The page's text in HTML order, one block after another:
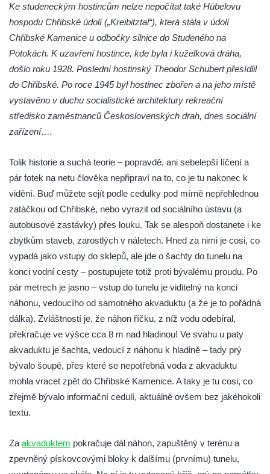
Železniční most u Noviny
Most Sychrov-04 v Radostíně
Železniční most u Sychrova
Železniční most v Zahrádkách
Barbořin most u Zahrádek
Krytá lávka v Kynšperku nad Ohří
Akvadukt na Chřibské Kamenici
Železniční most ve Vilémově
Silniční most v Horní ulici v Českém
Krumlově
Ke studeneckým hostincům nelze nepočítat také Hübelovu
hospodu Chřibské údolí („Kreibitztal“), která stála v údolí
Chřibské Kamenice u odbočky silnice do Studeného na
Potokách. K uzavření hostince, kde byla i kuželková dráha,
došlo roku 1928. Poslední hostinský Theodor Schubert přesídlil
do Chřibské. Po roce 1945 byl hostinec zbořen a na jeho místě
vystavěno v duchu socialistické architektury rekreační
středisko zaměstnanců Československých drah, dnes sociální
zařízení….
Tolik historie a suchá teorie – popravdě, ani sebelepší líčení a
pár fotek na netu člověka nepřipraví na to, co je tu nakonec k
vidění. Buď můžete sejít podle cedulky pod mírně nepřehlednou
zatáčkou od Chřibské, nebo vyrazit od sociálního ústavu (a
autobusové zastávky) přes louku. Tak se alespoň dostanete i ke
zbytkům staveb, zarostlých v náletech. Hned za nimi je cosi, co
vypadá jako vstupy do sklepů, ale jde o šachty do tunelu na
konci vodní cesty – postupujete totiž proti bývalému proudu. Po
pár metrech je jasno – vstup do tunelu je viditelný na konci
náhonu, vedoucího od samotného akvaduktu (a že je to pořádná
dálka). Zvláštností je, že náhon říčku, z níž vodu odebíral,
překračuje ve výšce cca 8 m nad hladinou! Ve svahu u paty
akvaduktu je šachta, vedoucí z náhonu k hladině – tady prý
bývalo šoupě, přes které se nepotřebná voda z akvaduktu
mohla vracet zpět do Chřibské Kamenice. A taky je tu cosi, co
zřejmě bývalo informační cedulí, aktuálně ovšem bez jakéhokoli
textu.
Za akvaduktem pokračuje dál náhon, zapuštěný v terénu a
zpevněný pískovcovými bloky k dalšímu (prvnímu) tunelu,